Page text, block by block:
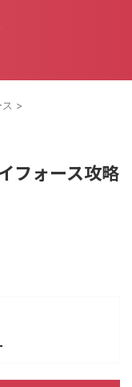
>
フォース攻略